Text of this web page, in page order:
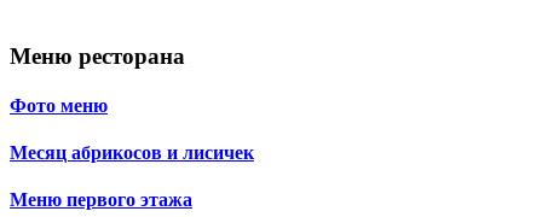
Меню ресторана
Фото меню
Месяц абрикосов и лисичек
Меню первого этажа